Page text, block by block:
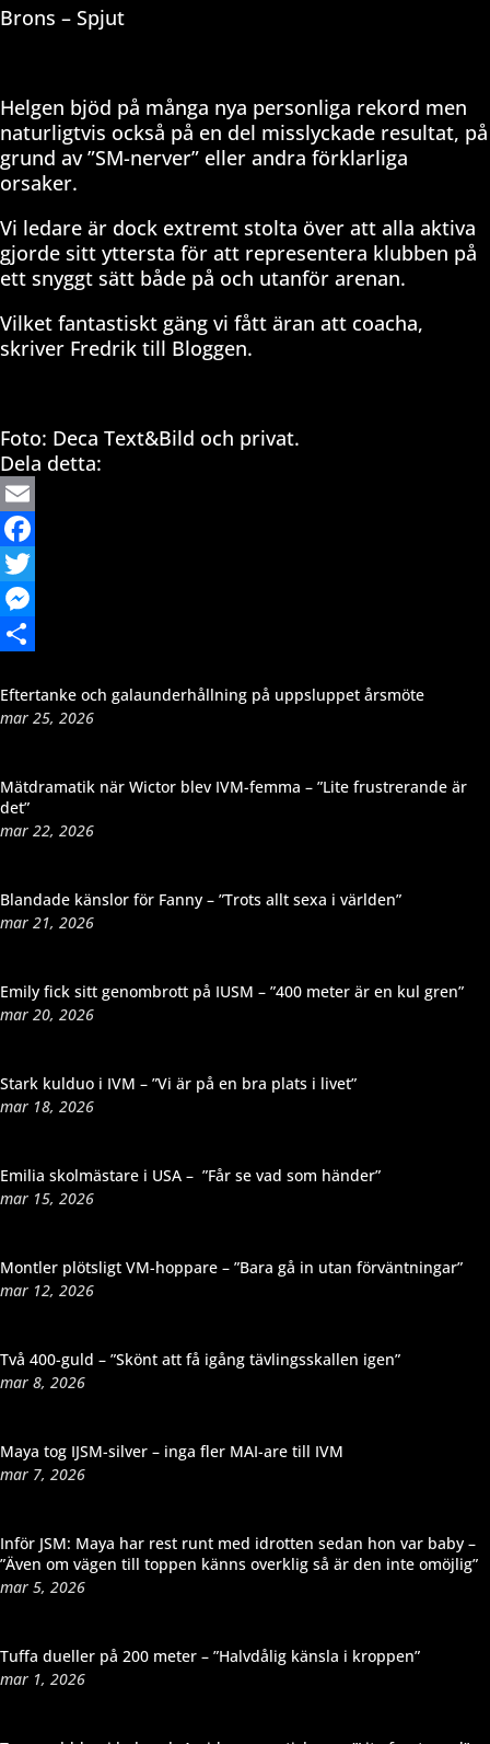
Brons – Spjut
Helgen bjöd på många nya personliga rekord men
naturligtvis också på en del misslyckade resultat, på
grund av ”SM-nerver” eller andra förklarliga
orsaker.
Vi ledare är dock extremt stolta över att alla aktiva
gjorde sitt yttersta för att representera klubben på
ett snyggt sätt både på och utanför arenan.
Vilket fantastiskt gäng vi fått äran att coacha,
skriver Fredrik till Bloggen.
Foto: Deca Text&Bild och privat.
Dela detta:
Email
Facebook
Twitter
Messenger
Eftertanke och galaunderhållning på uppsluppet årsmöte
mar 25, 2026
Mätdramatik när Wictor blev IVM-femma – ”Lite frustrerande är
det”
mar 22, 2026
Blandade känslor för Fanny – ”Trots allt sexa i världen”
mar 21, 2026
Emily fick sitt genombrott på IUSM – ”400 meter är en kul gren”
mar 20, 2026
Stark kulduo i IVM – ”Vi är på en bra plats i livet”
mar 18, 2026
Emilia skolmästare i USA – ”Får se vad som händer”
mar 15, 2026
Montler plötsligt VM-hoppare – ”Bara gå in utan förväntningar”
mar 12, 2026
Två 400-guld – ”Skönt att få igång tävlingsskallen igen”
mar 8, 2026
Maya tog IJSM-silver – inga fler MAI-are till IVM
mar 7, 2026
Inför JSM: Maya har rest runt med idrotten sedan hon var baby –
”Även om vägen till toppen känns overklig så är den inte omöjlig”
mar 5, 2026
Tuffa dueller på 200 meter – ”Halvdålig känsla i kroppen”
mar 1, 2026